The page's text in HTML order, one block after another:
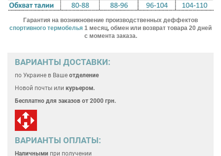
Гарантия на возникновение производственных деффектов
спортивного термобелья 1 месяц, обмен или возврат товара 20 дней
с момента заказа.
ВАРИАНТЫ ДОСТАВКИ:
по Украине в Ваше отделение
Новой почты или курьером.
Бесплатно для заказов от 2000 грн.
ВАРИАНТЫ ОПЛАТЫ:
Наличными при получении